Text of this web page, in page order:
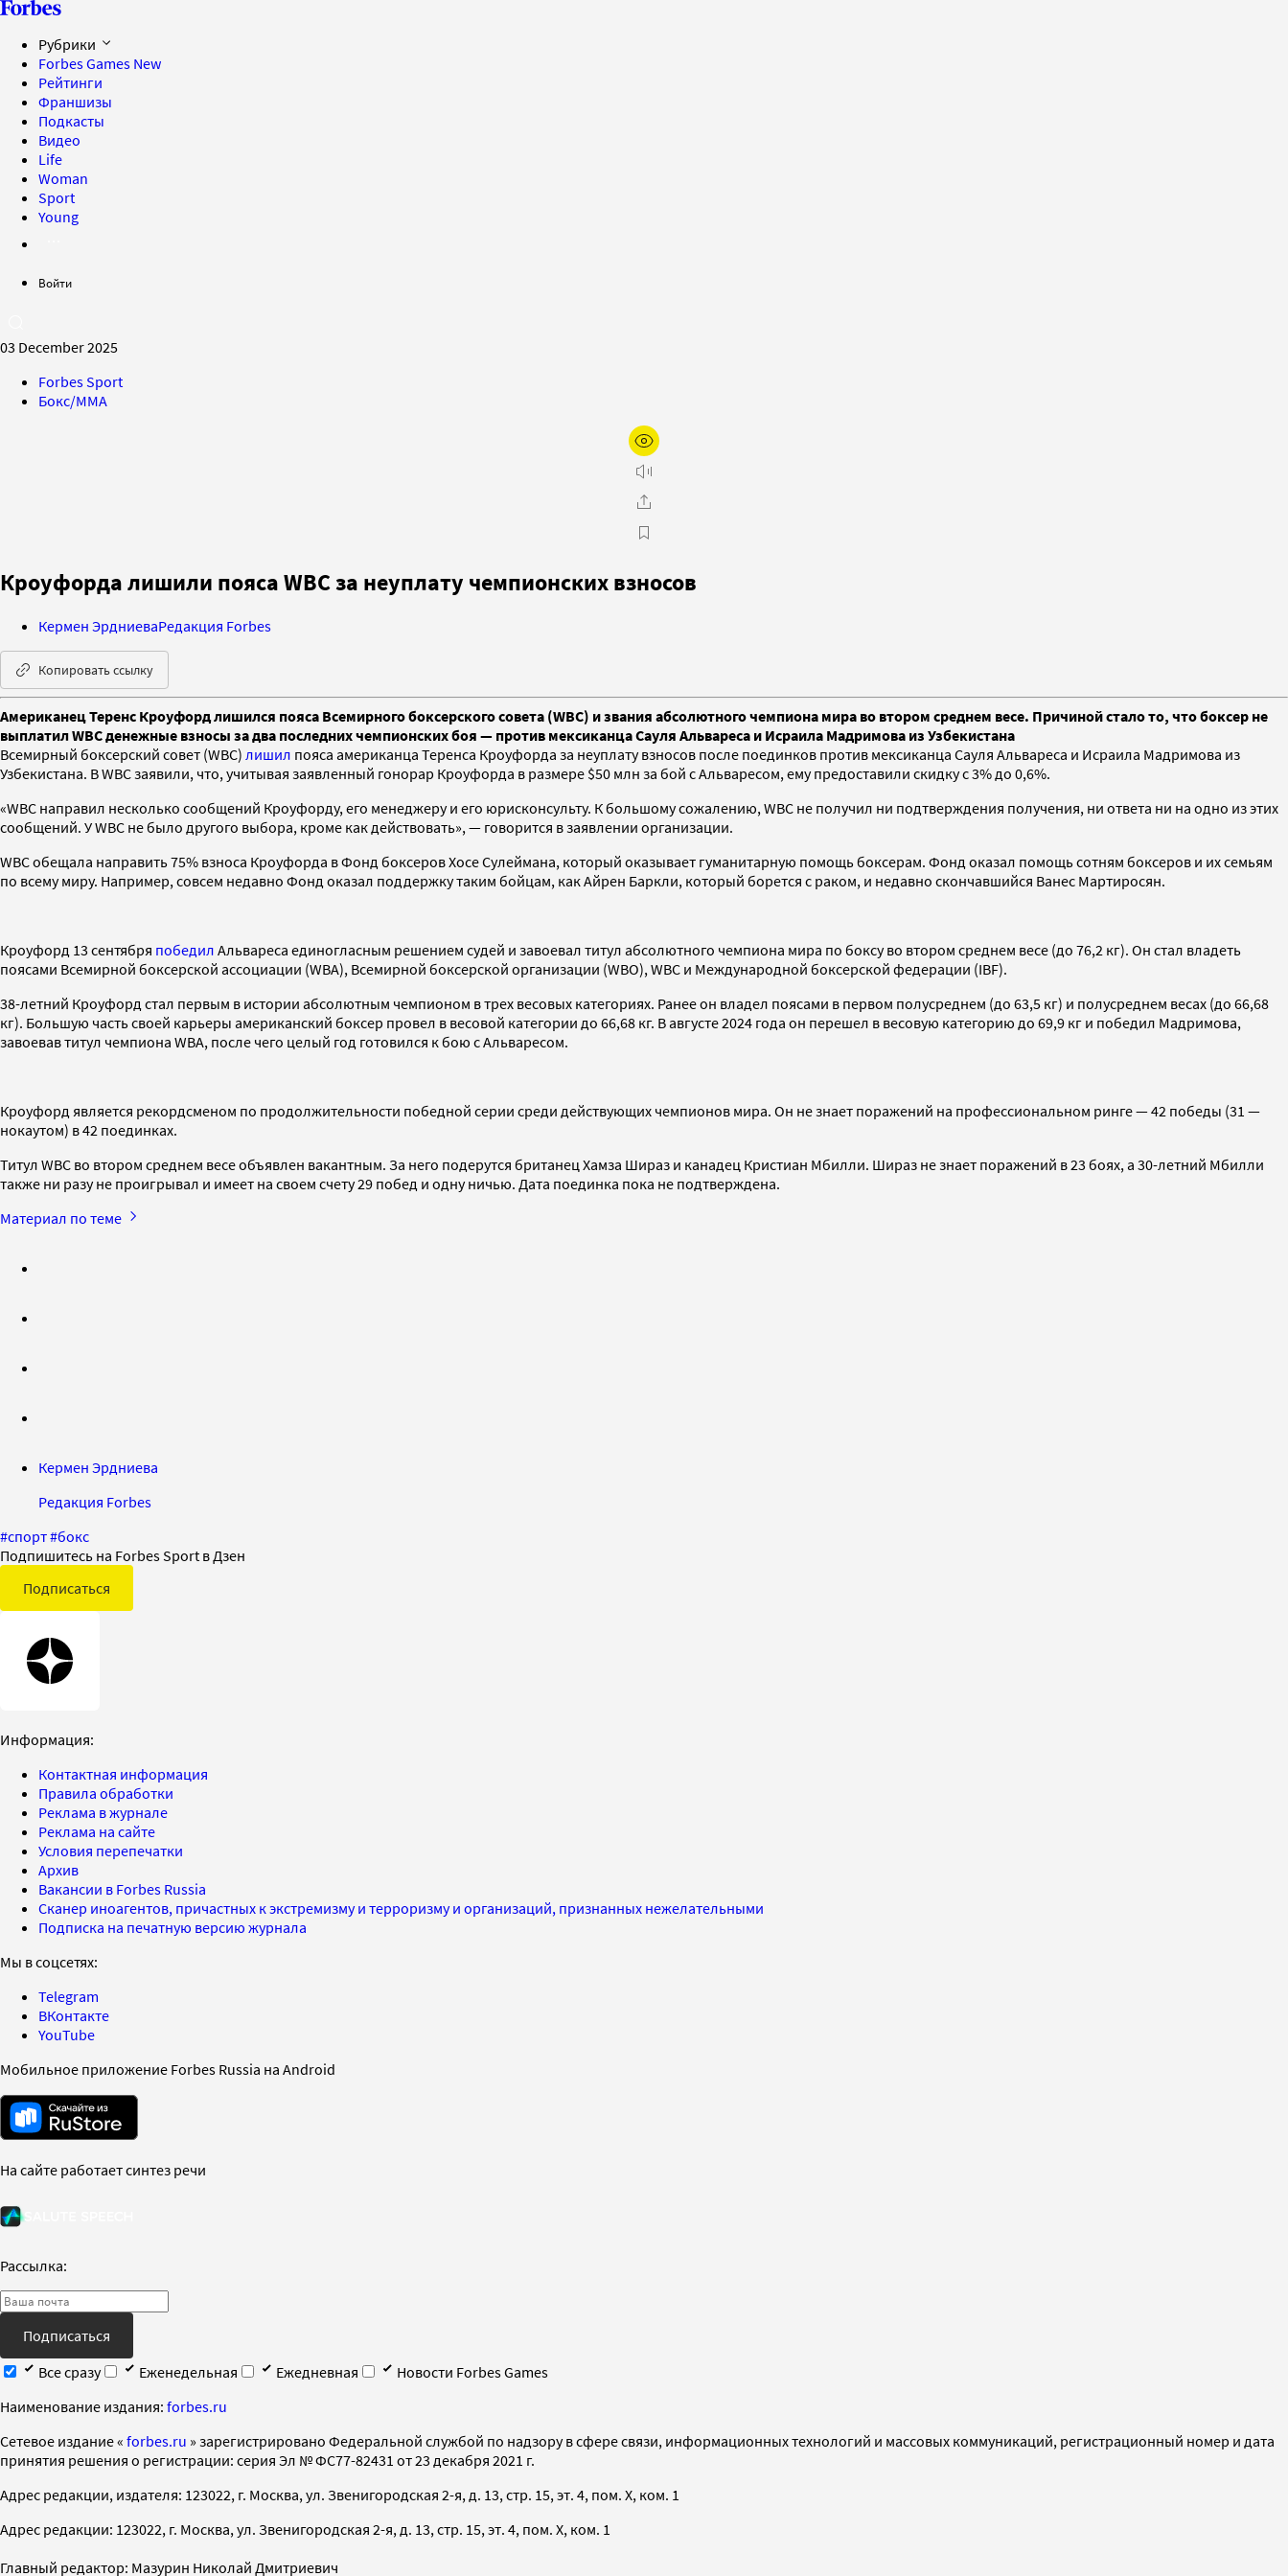
Рубрики
Forbes Games New
Рейтинги
Франшизы
Подкасты
Видео
Life
Woman
Sport
Young
Войти
03 December 2025
Forbes Sport
Бокс/MMA
Кроуфорда лишили пояса WBC за неуплату чемпионских взносов
Кермен ЭрдниеваРедакция Forbes
Копировать ссылку
Американец Теренс Кроуфорд лишился пояса Всемирного боксерского совета (WBC) и звания абсолютного чемпиона мира во втором среднем весе. Причиной стало то, что боксер не
выплатил WBC денежные взносы за два последних чемпионских боя — против мексиканца Сауля Альвареса и Исраила Мадримова из Узбекистана
Всемирный боксерский совет (WBC) лишил пояса американца Теренса Кроуфорда за неуплату взносов после поединков против мексиканца Сауля Альвареса и Исраила Мадримова из
Узбекистана. В WBC заявили, что, учитывая заявленный гонорар Кроуфорда в размере $50 млн за бой с Альваресом, ему предоставили скидку с 3% до 0,6%.
«WBC направил несколько сообщений Кроуфорду, его менеджеру и его юрисконсульту. К большому сожалению, WBC не получил ни подтверждения получения, ни ответа ни на одно из этих
сообщений. У WBC не было другого выбора, кроме как действовать», — говорится в заявлении организации.
WBC обещала направить 75% взноса Кроуфорда в Фонд боксеров Хосе Сулеймана, который оказывает гуманитарную помощь боксерам. Фонд оказал помощь сотням боксеров и их семьям
по всему миру. Например, совсем недавно Фонд оказал поддержку таким бойцам, как Айрен Баркли, который борется с раком, и недавно скончавшийся Ванес Мартиросян.
Кроуфорд 13 сентября победил Альвареса единогласным решением судей и завоевал титул абсолютного чемпиона мира по боксу во втором среднем весе (до 76,2 кг). Он стал владеть
поясами Всемирной боксерской ассоциации (WBA), Всемирной боксерской организации (WBO), WBC и Международной боксерской федерации (IBF).
38-летний Кроуфорд стал первым в истории абсолютным чемпионом в трех весовых категориях. Ранее он владел поясами в первом полусреднем (до 63,5 кг) и полусреднем весах (до 66,68
кг). Большую часть своей карьеры американский боксер провел в весовой категории до 66,68 кг. В августе 2024 года он перешел в весовую категорию до 69,9 кг и победил Мадримова,
завоевав титул чемпиона WBA, после чего целый год готовился к бою с Альваресом.
Кроуфорд является рекордсменом по продолжительности победной серии среди действующих чемпионов мира. Он не знает поражений на профессиональном ринге — 42 победы (31 —
нокаутом) в 42 поединках.
Титул WBC во втором среднем весе объявлен вакантным. За него подерутся британец Хамза Шираз и канадец Кристиан Мбилли. Шираз не знает поражений в 23 боях, а 30-летний Мбилли
также ни разу не проигрывал и имеет на своем счету 29 побед и одну ничью. Дата поединка пока не подтверждена.
Материал по теме
Кермен Эрдниева
Редакция Forbes
#спорт#бокс
Подпишитесь на Forbes Sport в Дзен
Подписаться
Информация:
Контактная информация
Правила обработки
Реклама в журнале
Реклама на сайте
Условия перепечатки
Архив
Вакансии в Forbes Russia
Сканер иноагентов, причастных к экстремизму и терроризму и организаций, признанных нежелательными
Подписка на печатную версию журнала
Мы в соцсетях:
Telegram
ВКонтакте
YouTube
Мобильное приложение Forbes Russia на Android
На сайте работает синтез речи
Рассылка:
Подписаться
Все сразу
Еженедельная Ежедневная
Новости Forbes Games
Наименование издания: forbes.ru
Cетевое издание « forbes.ru » зарегистрировано Федеральной службой по надзору в сфере связи, информационных технологий и массовых коммуникаций, регистрационный номер и дата
принятия решения о регистрации: серия Эл № ФС77-82431 от 23 декабря 2021 г.
Адрес редакции, издателя: 123022, г. Москва, ул. Звенигородская 2-я, д. 13, стр. 15, эт. 4, пом. X, ком. 1
Адрес редакции: 123022, г. Москва, ул. Звенигородская 2-я, д. 13, стр. 15, эт. 4, пом. X, ком. 1
Главный редактор: Мазурин Николай Дмитриевич